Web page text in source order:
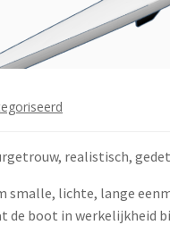
realistisch,
smalle, lichte, lange
de boot in werkelijkheid